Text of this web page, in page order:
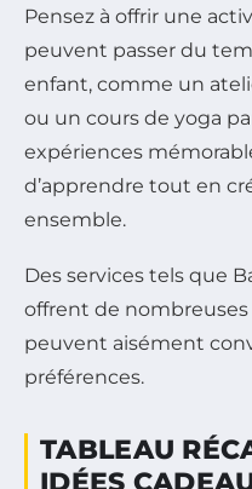
Pensez à offrir une
peuvent passer du
enfant, comme un
ou un cours de yoga
expériences
d’apprendre tout en
ensemble.
Des services tels que
offrent de
peuvent aisément
préférences.
TABLEAU
IDÉES